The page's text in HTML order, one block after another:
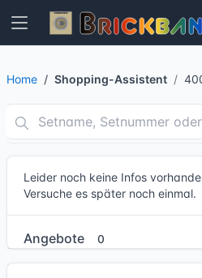
Home Shopping-Assistent
Leider noch keine Infos
Versuche es später noch einmal.
Angebote 0